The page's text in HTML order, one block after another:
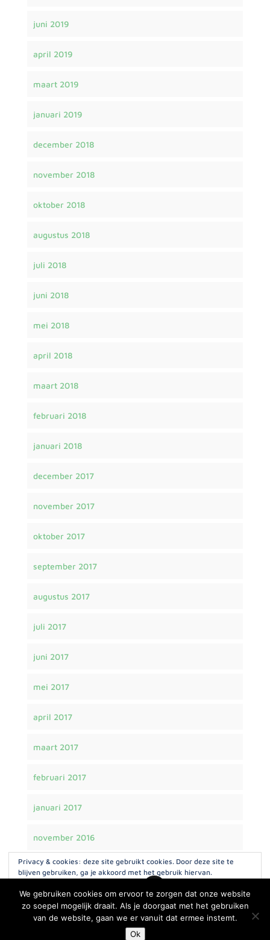
juni 2019
april 2019
maart 2019
januari 2019
december 2018
november 2018
oktober 2018
augustus 2018
juli 2018
juni 2018
mei 2018
april 2018
maart 2018
februari 2018
januari 2018
december 2017
november 2017
oktober 2017
september 2017
augustus 2017
juli 2017
juni 2017
mei 2017
april 2017
maart 2017
februari 2017
januari 2017
november 2016
© Paard en Miep 2018 - 2022 | Webdesign CBM
Webdesign
Privacy & cookies: deze site gebruikt cookies. Door deze site te
blijven gebruiken, ga je akkoord met het gebruik hiervan.
Wil je meer weten, ook over hoe je cookies kunt beheren, kijk dan
hier:Cookiebeleid
We gebruiken cookies om ervoor te zorgen dat onze website
zo soepel mogelijk draait. Als je doorgaat met het gebruiken
van de website, gaan we er vanuit dat ermee instemt.
Ok